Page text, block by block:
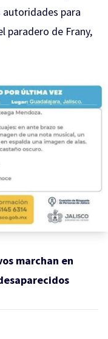
para
paradero de Frany,
marchan en